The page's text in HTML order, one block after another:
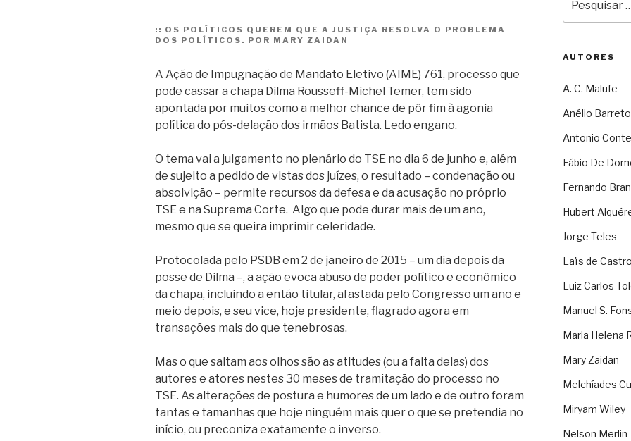
:: OS POLÍTICOS QUEREM QUE A JUSTIÇA RESOLVA O PROBLEMA
DOS POLÍTICOS. POR MARY ZAIDAN
A Ação de Impugnação de Mandato Eletivo (AIME) 761, processo que
pode cassar a chapa Dilma Rousseff-Michel Temer, tem sido
apontada por muitos como a melhor chance de pôr fim à agonia
política do pós-delação dos irmãos Batista. Ledo engano.
O tema vai a julgamento no plenário do TSE no dia 6 de junho e, além
de sujeito a pedido de vistas dos juízes, o resultado – condenação ou
absolvição – permite recursos da defesa e da acusação no próprio
TSE e na Suprema Corte. Algo que pode durar mais de um ano,
mesmo que se queira imprimir celeridade.
Protocolada pelo PSDB em 2 de janeiro de 2015 – um dia depois da
posse de Dilma –, a ação evoca abuso de poder político e econômico
da chapa, incluindo a então titular, afastada pelo Congresso um ano e
meio depois, e seu vice, hoje presidente, flagrado agora em
transações mais do que tenebrosas.
Mas o que saltam aos olhos são as atitudes (ou a falta delas) dos
autores e atores nestes 30 meses de tramitação do processo no
TSE. As alterações de postura e humores de um lado e de outro foram
tantas e tamanhas que hoje ninguém mais quer o que se pretendia no
início, ou preconiza exatamente o inverso.
por:
AUTORES
A. C. Malufe
Anélio Barreto
Antonio
Fábio De
Fernando
Hubert
Jorge Teles
Laïs de Castro
Luiz Carlos
Manuel S.
Maria Helena
Mary Zaidan
Melchíades
Miryam Wiley
Nelson Merlin